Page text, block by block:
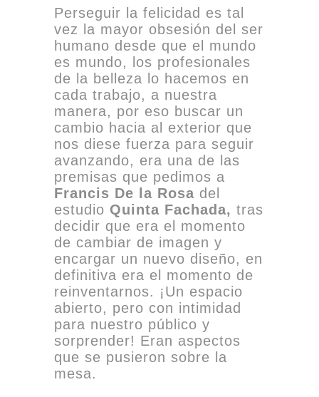
Perseguir la felicidad es tal
vez la mayor obsesión del ser
humano desde que el mundo
es mundo, los profesionales
de la belleza lo hacemos en
cada trabajo, a nuestra
manera, por eso buscar un
cambio hacia al exterior que
nos diese fuerza para seguir
avanzando, era una de las
premisas que pedimos a
Francis De la Rosa del
estudio Quinta Fachada, tras
decidir que era el momento
de cambiar de imagen y
encargar un nuevo diseño, en
definitiva era el momento de
reinventarnos. ¡Un espacio
abierto, pero con intimidad
para nuestro público y
sorprender! Eran aspectos
que se pusieron sobre la
mesa.